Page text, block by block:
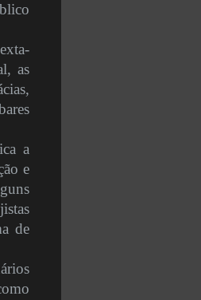
as
a
e
de